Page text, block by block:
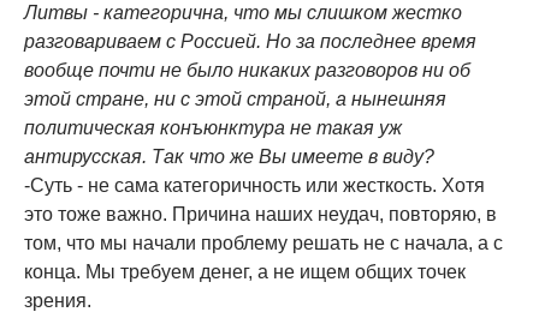
Литвы - категорична, что мы слишком жестко
разговариваем с Россией. Но за последнее время
вообще почти не было никаких разговоров ни об
этой стране, ни с этой страной, а нынешняя
политическая конъюнктура не такая уж
антирусская. Так что же Вы имеете в виду?
-Суть - не сама категоричность или жесткость. Хотя
это тоже важно. Причина наших неудач, повторяю, в
том, что мы начали проблему решать не с начала, а с
конца. Мы требуем денег, а не ищем общих точек
зрения.